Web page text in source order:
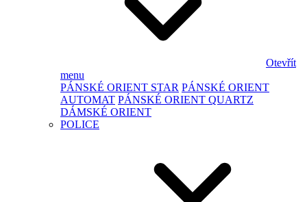
Otevřít
menu
PÁNSKÉ ORIENT STAR PÁNSKÉ ORIENT
AUTOMAT PÁNSKÉ ORIENT QUARTZ
DÁMSKÉ ORIENT
POLICE